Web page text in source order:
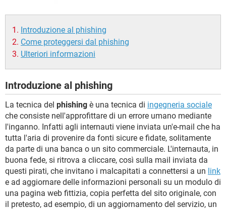
Introduzione al phishing
Come proteggersi dal phishing
Ulteriori informazioni
Introduzione al phishing
La tecnica del phishing è una tecnica di ingegneria sociale
che consiste nell'approfittare di un errore umano mediante
l'inganno. Infatti agli internauti viene inviata un'e-mail che ha
tutta l'aria di provenire da fonti sicure e fidate, solitamente
da parte di una banca o un sito commerciale. L'internauta, in
buona fede, si ritrova a cliccare, così sulla mail inviata da
questi pirati, che invitano i malcapitati a connettersi a un link
e ad aggiornare delle informazioni personali su un modulo di
una pagina web fittizia, copia perfetta del sito originale, con
il pretesto, ad esempio, di un aggiornamento del servizio, un